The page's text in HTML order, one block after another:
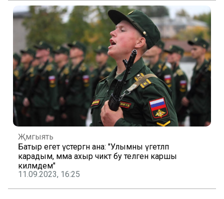
Җәмгыять
Батыр егет үстергән ана: "Улымны үгетләп
карадым, әмма ахыр чиктә бу теләгенә каршы
килмәдем"
11.09.2023, 16:25